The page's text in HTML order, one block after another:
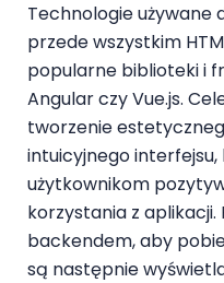
Technologie
przede wszystkim
popularne biblioteki i
Angular czy Vue.js.
tworzenie
intuicyjnego
użytkownikom
korzystania z
backendem, aby
są następnie